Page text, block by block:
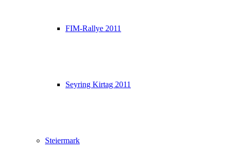
FIM-Rallye 2011
Seyring Kirtag 2011
Steiermark